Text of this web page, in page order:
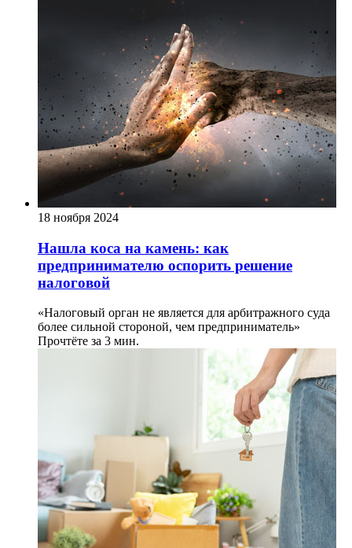
18 ноября 2024
Нашла коса на камень: как
предпринимателю оспорить решение
налоговой
«Налоговый орган не является для арбитражного суда
более сильной стороной, чем предприниматель»
Прочтёте за 3 мин.